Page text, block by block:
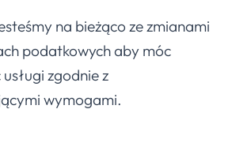
na bieżąco ze zmianami
podatkowych aby móc
zgodnie z
wymogami.